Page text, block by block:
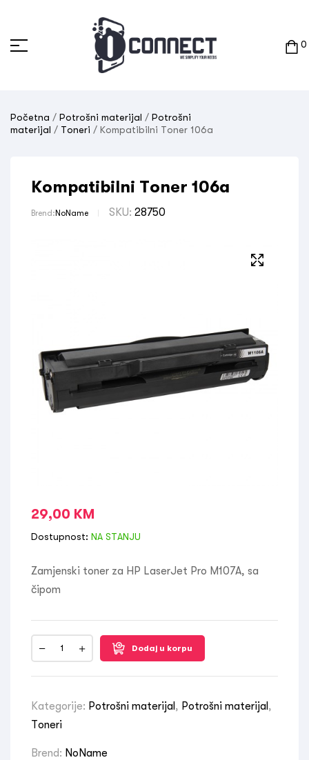
0
Početna / Potrošni materijal / Potrošni
materijal / Toneri / Kompatibilni Toner 106a
Kompatibilni Toner 106a
Brend: NoName SKU: 28750
29,00 KM
Dostupnost: NA STANJU
Zamjenski toner za HP LaserJet Pro M107A, sa
čipom
Dodaj u korpu
Kategorije: Potrošni materijal , Potrošni materijal ,
Toneri
Brend: NoName